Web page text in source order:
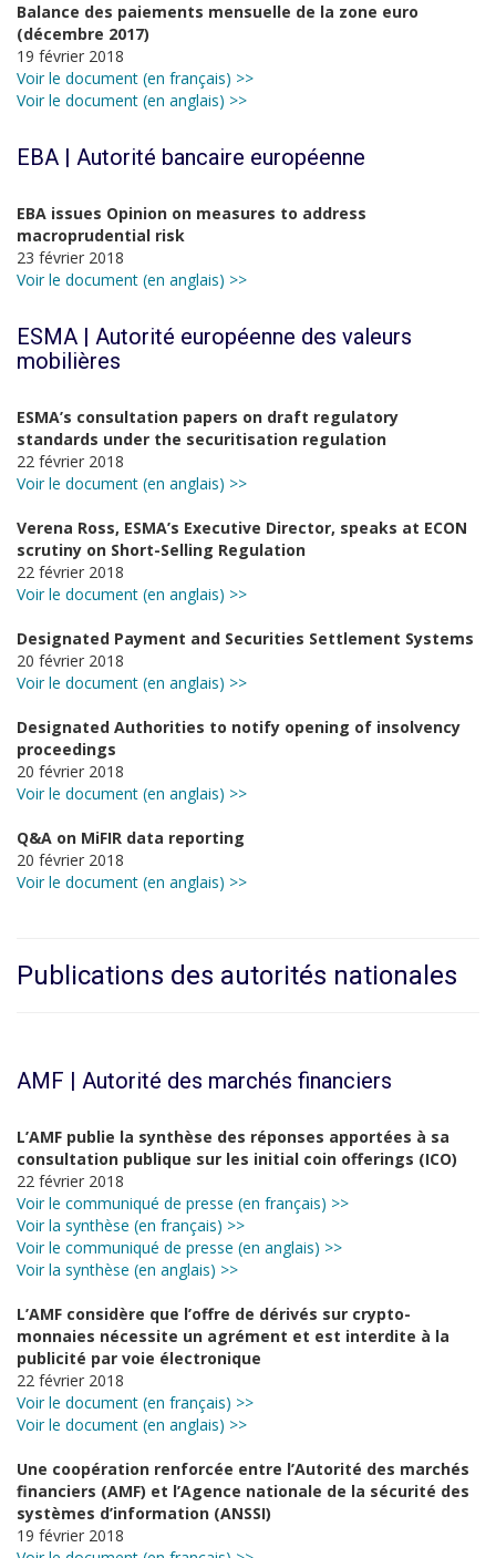
Balance des paiements mensuelle de la zone euro
(décembre 2017)
19 février 2018
Voir le document (en français) >>
Voir le document (en anglais) >>
EBA | Autorité bancaire européenne
EBA issues Opinion on measures to address
macroprudential risk
23 février 2018
Voir le document (en anglais) >>
ESMA | Autorité européenne des valeurs
mobilières
ESMA’s consultation papers on draft regulatory
standards under the securitisation regulation
22 février 2018
Voir le document (en anglais) >>
Verena Ross, ESMA’s Executive Director, speaks at ECON
scrutiny on Short-Selling Regulation
22 février 2018
Voir le document (en anglais) >>
Designated Payment and Securities Settlement Systems
20 février 2018
Voir le document (en anglais) >>
Designated Authorities to notify opening of insolvency
proceedings
20 février 2018
Voir le document (en anglais) >>
Q&A on MiFIR data reporting
20 février 2018
Voir le document (en anglais) >>
Publications des autorités nationales
AMF | Autorité des marchés financiers
L’AMF publie la synthèse des réponses apportées à sa
consultation publique sur les initial coin offerings (ICO)
22 février 2018
Voir le communiqué de presse (en français) >>
Voir la synthèse (en français) >>
Voir le communiqué de presse (en anglais) >>
Voir la synthèse (en anglais) >>
L’AMF considère que l’offre de dérivés sur crypto-
monnaies nécessite un agrément et est interdite à la
publicité par voie électronique
22 février 2018
Voir le document (en français) >>
Voir le document (en anglais) >>
Une coopération renforcée entre l’Autorité des marchés
financiers (AMF) et l’Agence nationale de la sécurité des
systèmes d’information (ANSSI)
19 février 2018